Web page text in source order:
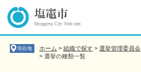
の
ー
現在地 ホーム > 組織で探す > 選挙管理委員会
> 選挙の種類一覧